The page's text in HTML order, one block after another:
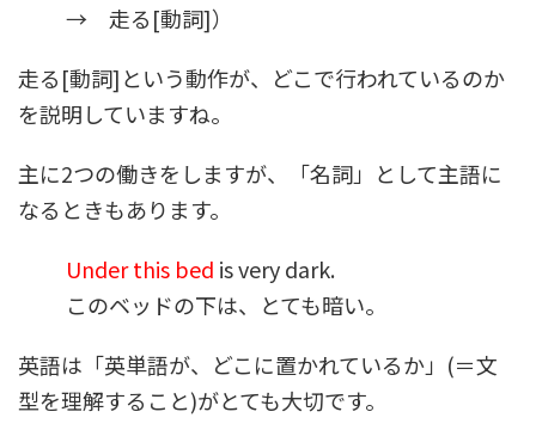
→ 走る[動詞]）
走る[動詞]という動作が、どこで行われているのか
を説明していますね。
主に2つの働きをしますが、「名詞」として主語に
なるときもあります。
Under this bed is very dark.
このベッドの下は、とても暗い。
英語は「英単語が、
どこに置かれているか」(＝文
型を理解すること)がとても大切です。